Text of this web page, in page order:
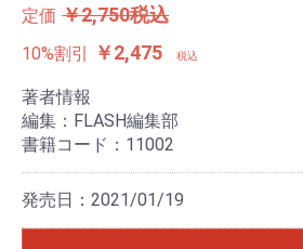
定価 ￥2,750税込
10%割引 ￥2,475 税込
著者情報
編集：FLASH編集部
書籍コード：11002
発売日：2021/01/19